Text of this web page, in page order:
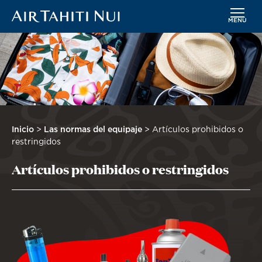
Saltar
al
contenido
principal
MENÚ
Imagen
Sobrescribir
enlaces
ayuda
la
Inicio Las normas del equipaje
Artículos prohibidos o
restringidos
Artículos prohibidos o restringidos